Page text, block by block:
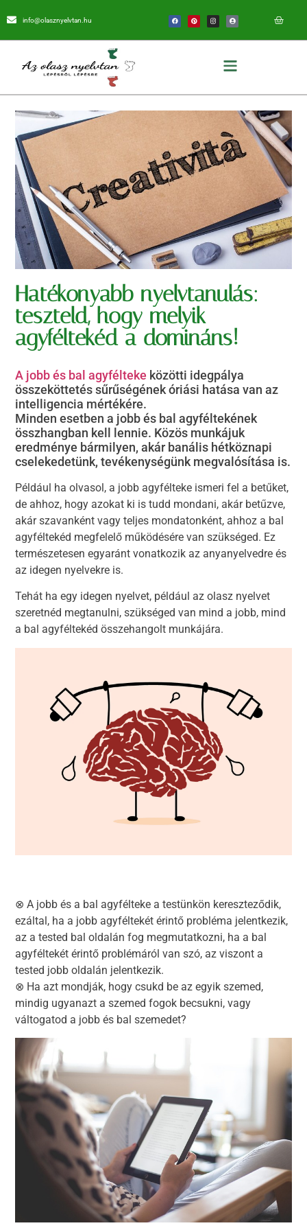
info@olasznyelvtan.hu
Hatékonyabb nyelvtanulás:
teszteld, hogy melyik
agyféltekéd a domináns!
A jobb és bal agyfélteke közötti idegpálya
összeköttetés sűrűségének óriási hatása van az
intelligencia mértékére.
Minden esetben a jobb és bal agyféltekének
összhangban kell lennie. Közös munkájuk
eredménye bármilyen, akár banális hétköznapi
cselekedetünk, tevékenységünk megvalósítása is.
Például ha olvasol, a jobb agyfélteke ismeri fel a betűket,
de ahhoz, hogy azokat ki is tudd mondani, akár betűzve,
akár szavanként vagy teljes mondatonként, ahhoz a bal
agyféltekéd megfelelő működésére van szükséged. Ez
természetesen egyaránt vonatkozik az anyanyelvedre és
az idegen nyelvekre is.
Tehát ha egy idegen nyelvet, például az olasz nyelvet
szeretnéd megtanulni, szükséged van mind a jobb, mind
a bal agyféltekéd összehangolt munkájára.
⊗ A jobb és a bal agyfélteke a testünkön kereszteződik,
ezáltal, ha a jobb agyféltekét érintő probléma jelentkezik,
az a tested bal oldalán fog megmutatkozni, ha a bal
agyféltekét érintő problémáról van szó, az viszont a
tested jobb oldalán jelentkezik.
⊗ Ha azt mondják, hogy csukd be az egyik szemed,
mindig ugyanazt a szemed fogok becsukni, vagy
váltogatod a jobb és bal szemedet?